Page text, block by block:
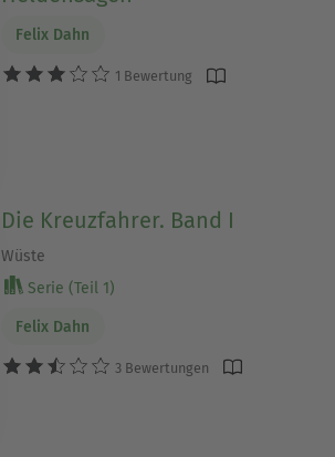
Felix Dahn
1 Bewertung
Die Kreuzfahrer. Band I
Wüste
Serie (Teil 1)
Felix Dahn
3 Bewertungen